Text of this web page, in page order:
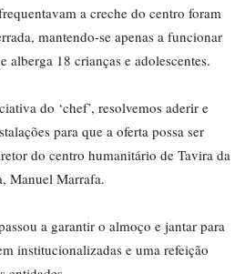
a creche do centro foram
mantendo-se apenas a funcionar
alberga 18 crianças e adolescentes.
do ‘chef’, resolvemos aderir e
para que a oferta possa ser
do centro humanitário de Tavira da
Manuel Marrafa.
a garantir o almoço e jantar para
institucionalizadas e uma refeição